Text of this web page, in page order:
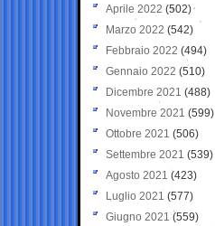
Aprile 2022 (502)
Marzo 2022 (542)
Febbraio 2022 (494)
Gennaio 2022 (510)
Dicembre 2021 (488)
Novembre 2021 (599)
Ottobre 2021 (506)
Settembre 2021 (539)
Agosto 2021 (423)
Luglio 2021 (577)
Giugno 2021(559)